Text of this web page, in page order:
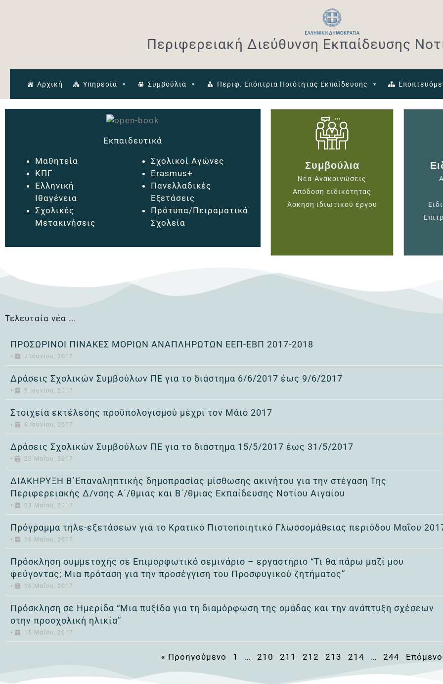
Περιφερειακή Διεύθυνση Εκπαίδευσης
Αρχική Υπηρεσία Συμβούλια Περιφ. Επόπτρια Ποιότητας Εκπαίδευσης
Εκπαιδευτικά
Μαθητεία
ΚΠΓ
Ελληνική
Ιθαγένεια
Σχολικές
Μετακινήσεις
Σχολικοί Αγώνες
Erasmus+
Πανελλαδικές
Εξετάσεις
Πρότυπα/Πειραματικά
Σχολεία
Συμβούλια
Νέα-Ανακοινώσεις
Απόδοση ειδικότητας
Άσκηση ιδιωτικού έργου
Τελευταία νέα ...
ΠΡΟΣΩΡΙΝΟΙ ΠΙΝΑΚΕΣ ΜΟΡΙΩΝ ΑΝΑΠΛΗΡΩΤΩΝ ΕΕΠ-ΕΒΠ 2017-2018
• 7 Ιουνίου, 2017
Δράσεις Σχολικών Συμβούλων ΠΕ για το διάστημα 6/6/2017 έως 9/6/2017
• 6 Ιουνίου, 2017
Στοιχεία εκτέλεσης προϋπολογισμού μέχρι τον Μάιο 2017
• 6 Ιουνίου, 2017
Δράσεις Σχολικών Συμβούλων ΠΕ για το διάστημα 15/5/2017 έως 31/5/2017
• 23 Μαΐου, 2017
ΔΙΑΚΗΡΥΞΗ Β΄Επαναληπτικής δημοπρασίας μίσθωσης ακινήτου για την στέγαση Της
Περιφερειακής Δ/νσης Α΄/θμιας και Β΄/θμιας Εκπαίδευσης Νοτίου Αιγαίου
• 23 Μαΐου, 2017
Πρόγραμμα τηλε-εξετάσεων για το Κρατικό Πιστοποιητικό Γλωσσομάθειας περιόδου Μαΐου
• 16 Μαΐου, 2017
Πρόσκληση συμμετοχής σε Επιμορφωτικό σεμινάριο – εργαστήριο “Τι θα πάρω μαζί μου
φεύγοντας; Μια πρόταση για την προσέγγιση του Προσφυγικού ζητήματος”
• 16 Μαΐου, 2017
Πρόσκληση σε Ημερίδα “Μια πυξίδα για τη διαμόρφωση της ομάδας και την ανάπτυξη σχέσεων
στην προσχολική ηλικία”
• 16 Μαΐου, 2017
« Προηγούμενο 1 … 210 211 212 213 214 … 244